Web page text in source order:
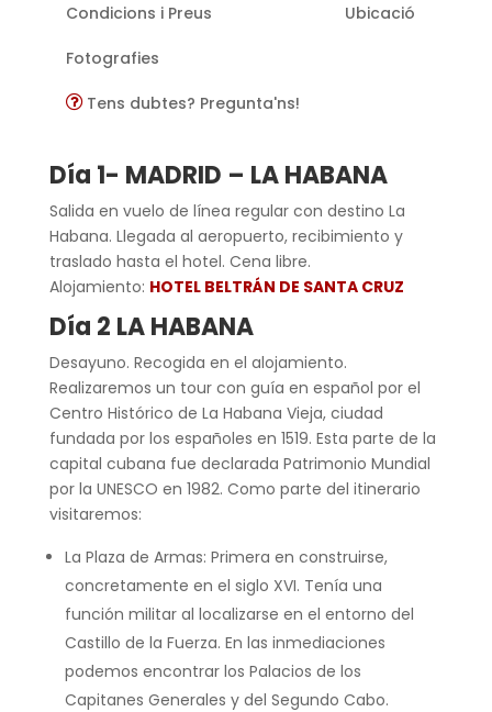
Condicions i Preus Ubicació
Fotografies
Tens dubtes? Pregunta'ns!
Día 1- MADRID – LA HABANA
Salida en vuelo de línea regular con destino La
Habana. Llegada al aeropuerto, recibimiento y
traslado hasta el hotel. Cena libre.
Alojamiento: HOTEL BELTRÁN DE SANTA CRUZ
Día 2 LA HABANA
Desayuno. Recogida en el alojamiento.
Realizaremos un tour con guía en español por el
Centro Histórico de La Habana Vieja, ciudad
fundada por los españoles en 1519. Esta parte de la
capital cubana fue declarada Patrimonio Mundial
por la UNESCO en 1982. Como parte del itinerario
visitaremos:
La Plaza de Armas: Primera en construirse,
concretamente en el siglo XVI. Tenía una
función militar al localizarse en el entorno del
Castillo de la Fuerza. En las inmediaciones
podemos encontrar los Palacios de los
Capitanes Generales y del Segundo Cabo.